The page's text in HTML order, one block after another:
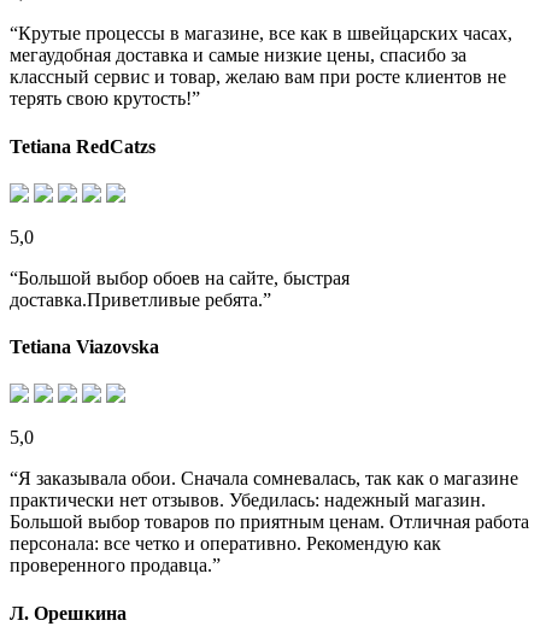
“Крутые процессы в магазине, все как в швейцарских часах,
мегаудобная доставка и самые низкие цены, спасибо за
классный сервис и товар, желаю вам при росте клиентов не
терять свою крутость!”
Tetiana RedCatzs
5,0
“Большой выбор обоев на сайте, быстрая
доставка.Приветливые ребята.”
Tetiana Viazovska
5,0
“Я заказывала обои. Сначала сомневалась, так как о магазине
практически нет отзывов. Убедилась: надежный магазин.
Большой выбор товаров по приятным ценам. Отличная работа
персонала: все четко и оперативно. Рекомендую как
проверенного продавца.”
Л. Орешкина